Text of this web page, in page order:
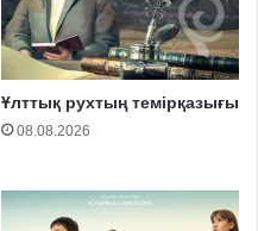
Ұлттық рухтың темірқазығы
08.08.2026